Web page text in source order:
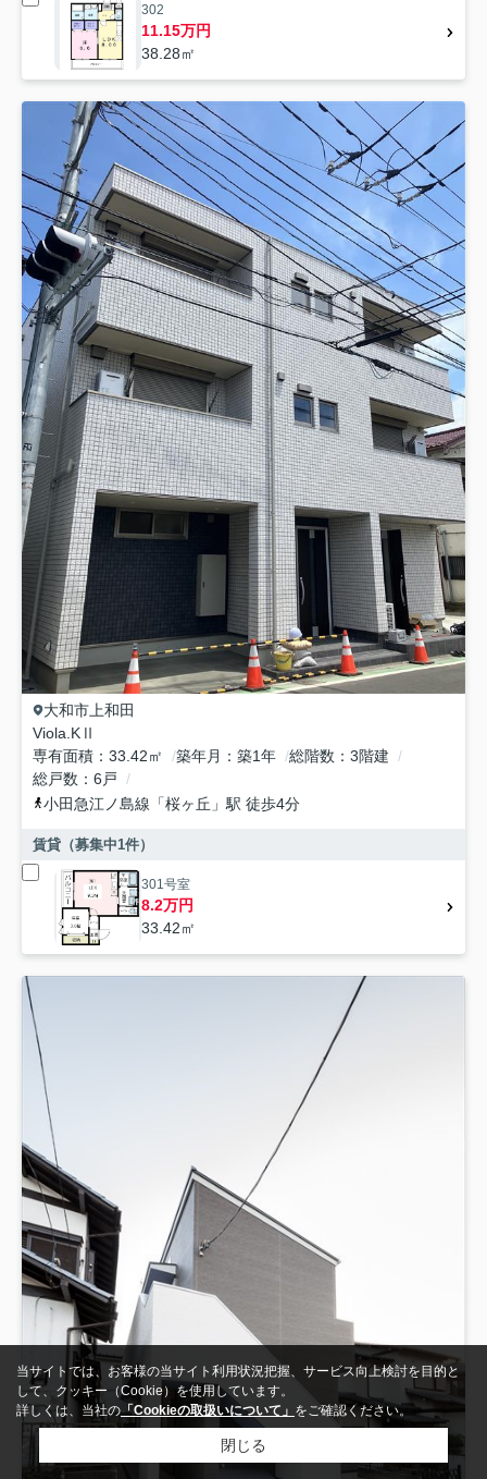
302
11.15万円
38.28㎡
大和市 上和田
Viola.KⅡ
専有面積
33.42㎡ 築年月 築1年 総階数
3階建
総戸数
6戸
小田急江ノ島線 「桜ヶ丘 」駅 徒歩4分
賃貸（募集中1件）
301号室
8.2万円
33.42㎡
当サイトでは、お客様の当サイト利用状況把握、サービス向上検討を目的と
して、クッキー（Cookie）を使用しています。
詳しくは、当社の「Cookieの取扱いについて」 をご確認ください。
閉じる